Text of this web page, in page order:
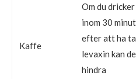
Kaffe
Om du
inom 30
efter att ha
levaxin kan
hindra